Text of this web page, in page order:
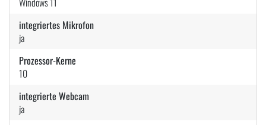
integriertes Mikrofon
ja
Prozessor-Kerne
10
integrierte Webcam
ja